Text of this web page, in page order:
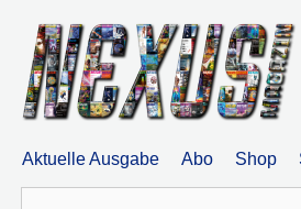
Aktuelle Ausgabe Abo Shop